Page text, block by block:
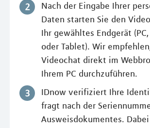
Nach der Eingabe Ihrer
Daten starten Sie den
Ihr gewähltes Endgerät
oder Tablet). Wir
Videochat direkt im
Ihrem PC durchzuführen.
IDnow verifiziert Ihre
fragt nach der
Ausweisdokumentes.